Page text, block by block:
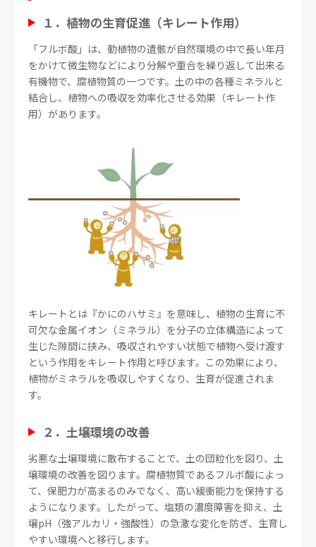
１．植物の生育促進（キレート作用）
「フルボ酸」は、動植物の遺骸が自然環境の中で長い年月
をかけて微生物などにより分解や重合を繰り返して出来る
有機物で、腐植物質の一つです。土の中の各種ミネラルと
結合し、植物への吸収を効率化させる効果（キレート作
用）があります。
キレートとは『かにのハサミ』を意味し、植物の生育に不
可欠な金属イオン（ミネラル）を分子の立体構造によって
生じた隙間に挟み、吸収されやすい状態で植物へ受け渡す
という作用をキレート作用と呼びます。この効果により、
植物がミネラルを吸収しやすくなり、生育が促進されま
す。
２．土壌環境の改善
劣悪な土壌環境に散布することで、土の団粒化を図り、土
壌環境の改善を図ります。腐植物質であるフルボ酸によっ
て、保肥力が高まるのみでなく、高い緩衝能力を保持する
ようになります。したがって、塩類の濃度障害を抑え、土
壌pH（強アルカリ・強酸性）の急激な変化を防ぎ、生育し
やすい環境へと移行します。